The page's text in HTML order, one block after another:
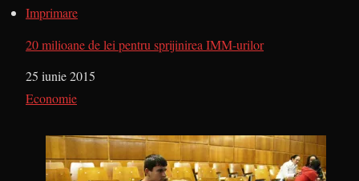
Imprimare
20 milioane de lei pentru sprijinirea IMM-urilor
Dată
25 iunie 2015
În legătură cu
Economie